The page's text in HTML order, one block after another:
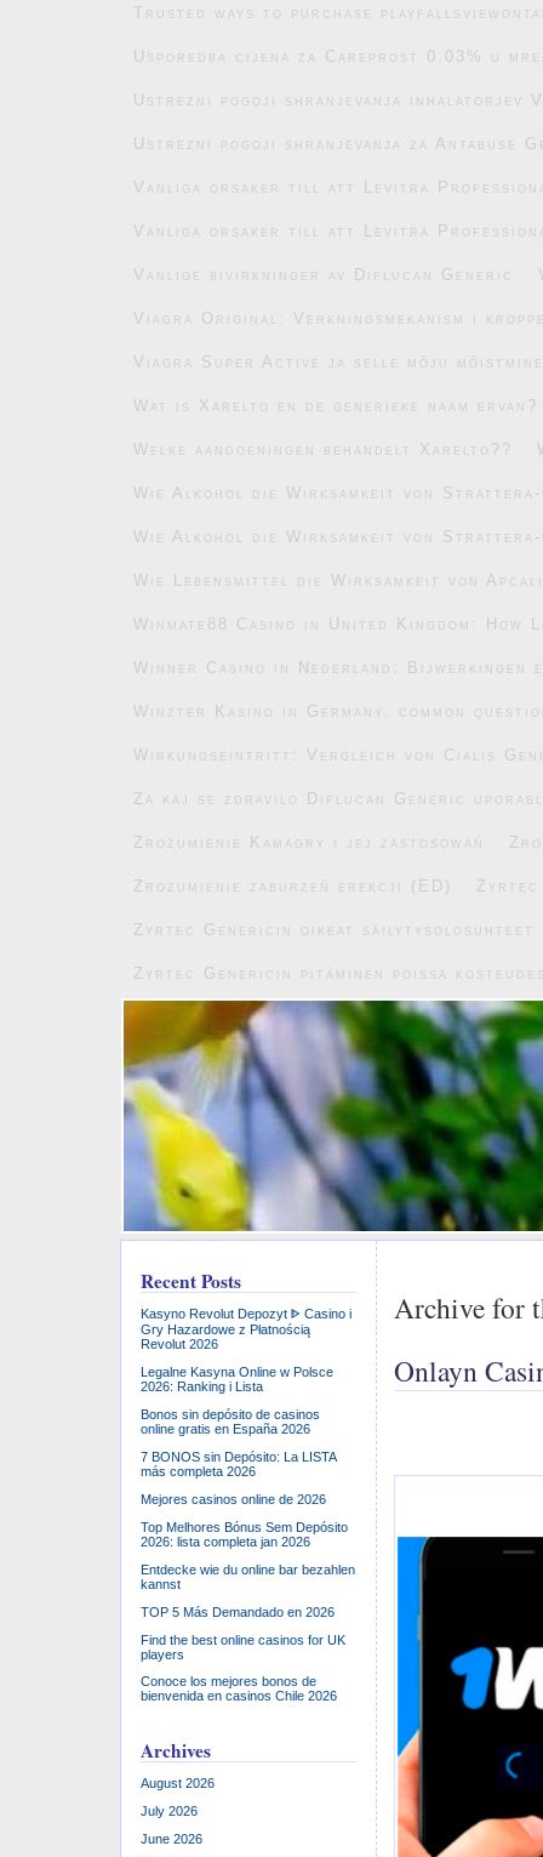
Trusted ways to purchase
Usporedba cijena za Careprost 0.03% u
Ustrezni pogoji shranjevanja inhalatorjev
Ustrezni pogoji shranjevanja za Antabuse
Vanliga orsaker till att Levitra
Vanliga orsaker till att Levitra
Vanlige bivirkninger av Diflucan Generic
Viagra Original: Verkningsmekanism i
Viagra Super Active ja selle mõju mõistmine
Wat is Xarelto en de generieke naam ervan?
Welke aandoeningen behandelt Xarelto??
Wie Alkohol die Wirksamkeit von Strattera-
Wie Alkohol die Wirksamkeit von Strattera-
Wie Lebensmittel die Wirksamkeit von
Winmate88 Casino in United Kingdom:
Winner Casino in Nederland: Bijwerkingen
Winzter Kasino in Germany: common
Wirkungseintritt: Vergleich von Cialis
Za kaj se zdravilo Diflucan Generic
Zrozumienie Kamagry i jej zastosowań
Zrozumienie zaburzeń erekcji (ED) Zyrtec
Zyrtec Genericin oikeat säilytysolosuhteet
Zyrtec Genericin pitäminen poissa
Archive for
Onlayn
Recent Posts
Kasyno Revolut Depozyt ᐈ Casino i
Gry Hazardowe z Płatnością
Revolut 2026
Legalne Kasyna Online w Polsce
2026: Ranking i Lista
Bonos sin depósito de casinos
online gratis en España 2026
7 BONOS sin Depósito: La LISTA
más completa 2026
Mejores casinos online de 2026
Top Melhores Bónus Sem Depósito
2026: lista completa jan 2026
Entdecke wie du online bar bezahlen
kannst
TOP 5 Más Demandado en 2026
Find the best online casinos for UK
players
Conoce los mejores bonos de
bienvenida en casinos Chile 2026
Archives
August 2026
July 2026
June 2026